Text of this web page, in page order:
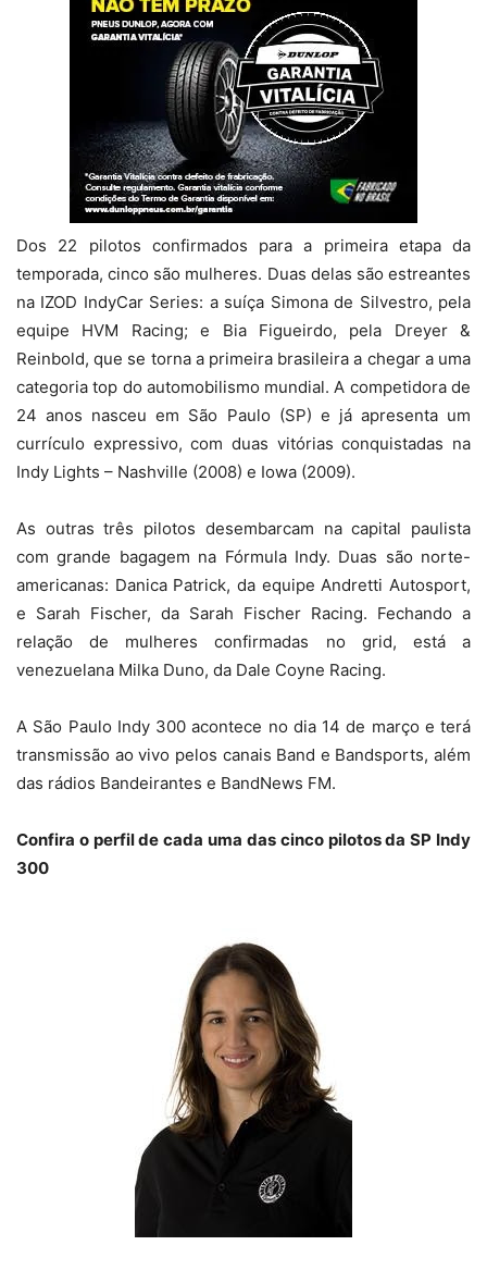
Dos 22 pilotos confirmados para a primeira etapa da
temporada, cinco são mulheres. Duas delas são estreantes
na IZOD IndyCar Series: a suíça Simona de Silvestro, pela
equipe HVM Racing; e Bia Figueirdo, pela Dreyer &
Reinbold, que se torna a primeira brasileira a chegar a uma
categoria top do automobilismo mundial. A competidora de
24 anos nasceu em São Paulo (SP) e já apresenta um
currículo expressivo, com duas vitórias conquistadas na
Indy Lights – Nashville (2008) e Iowa (2009).
As outras três pilotos desembarcam na capital paulista
com grande bagagem na Fórmula Indy. Duas são norte-
americanas: Danica Patrick, da equipe Andretti Autosport,
e Sarah Fischer, da Sarah Fischer Racing. Fechando a
relação de mulheres confirmadas no grid, está a
venezuelana Milka Duno, da Dale Coyne Racing.
A São Paulo Indy 300 acontece no dia 14 de março e terá
transmissão ao vivo pelos canais Band e Bandsports, além
das rádios Bandeirantes e BandNews FM.
Confira o perfil de cada uma das cinco pilotos da SP Indy
300